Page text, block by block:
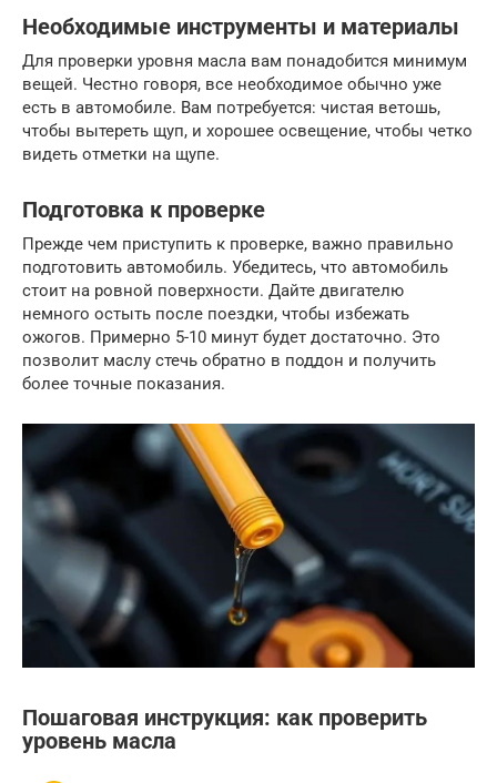
Необходимые инструменты и материалы
Для проверки уровня масла вам понадобится минимум
вещей. Честно говоря, все необходимое обычно уже
есть в автомобиле. Вам потребуется: чистая ветошь,
чтобы вытереть щуп, и хорошее освещение, чтобы четко
видеть отметки на щупе.
Подготовка к проверке
Прежде чем приступить к проверке, важно правильно
подготовить автомобиль. Убедитесь, что автомобиль
стоит на ровной поверхности. Дайте двигателю
немного остыть после поездки, чтобы избежать
ожогов. Примерно 5-10 минут будет достаточно. Это
позволит маслу стечь обратно в поддон и получить
более точные показания.
Пошаговая инструкция: как проверить
уровень масла